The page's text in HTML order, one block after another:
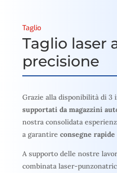
Taglio
Taglio laser
precisione
Grazie alla disponibilità di 3
supportati da magazzini
nostra consolidata
a garantire consegne rapide
A supporto delle nostre
combinata laser-